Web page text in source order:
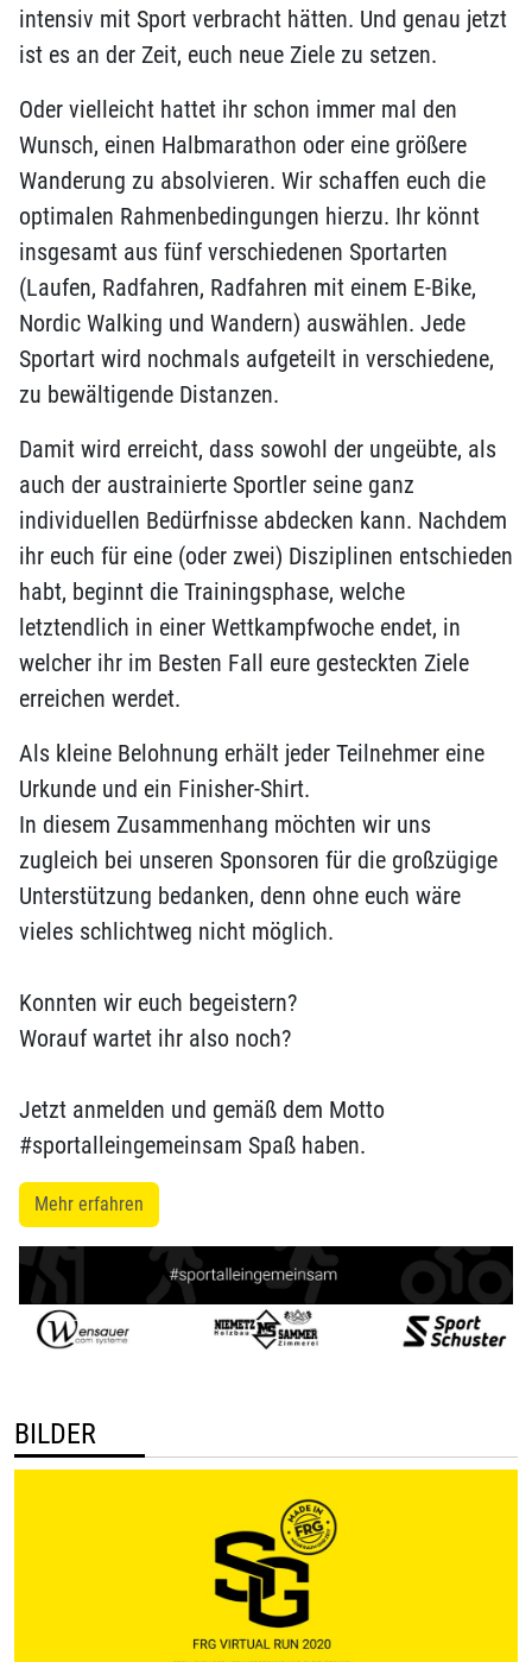
intensiv mit Sport verbracht hätten. Und genau jetzt
ist es an der Zeit, euch neue Ziele zu setzen.
Oder vielleicht hattet ihr schon immer mal den
Wunsch, einen Halbmarathon oder eine größere
Wanderung zu absolvieren. Wir schaffen euch die
optimalen Rahmenbedingungen hierzu. Ihr könnt
insgesamt aus fünf verschiedenen Sportarten
(Laufen, Radfahren, Radfahren mit einem E-Bike,
Nordic Walking und Wandern) auswählen. Jede
Sportart wird nochmals aufgeteilt in verschiedene,
zu bewältigende Distanzen.
Damit wird erreicht, dass sowohl der ungeübte, als
auch der austrainierte Sportler seine ganz
individuellen Bedürfnisse abdecken kann. Nachdem
ihr euch für eine (oder zwei) Disziplinen entschieden
habt, beginnt die Trainingsphase, welche
letztendlich in einer Wettkampfwoche endet, in
welcher ihr im Besten Fall eure gesteckten Ziele
erreichen werdet.
Als kleine Belohnung erhält jeder Teilnehmer eine
Urkunde und ein Finisher-Shirt.
In diesem Zusammenhang möchten wir uns
zugleich bei unseren Sponsoren für die großzügige
Unterstützung bedanken, denn ohne euch wäre
vieles schlichtweg nicht möglich.
Konnten wir euch begeistern?
Worauf wartet ihr also noch?
Jetzt anmelden und gemäß dem Motto
#sportalleingemeinsam Spaß haben.
Mehr erfahren
BILDER